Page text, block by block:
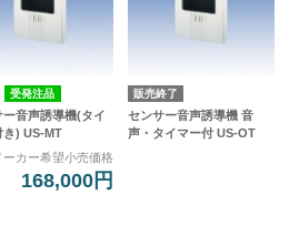
受発注品
ー音声誘導機(タイ
き) US-MT
ーカー希望小売価格
168,000円
販売終了
センサー音声誘導機 音
声・タイマー付 US-OT